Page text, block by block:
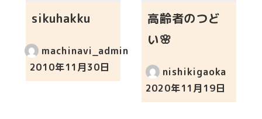
sikuhakku
machinavi_admin
投稿日
2010年11月30日
高齢者のつど
い🌸
nishikigaoka
投稿日
2020年11月19日